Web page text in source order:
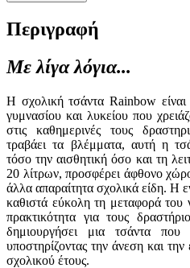
Περιγραφή
Με λίγα λόγια...
Η σχολική τσάντα Rainbow είναι
γυμνασίου και λυκείου που
στις καθημερινές τους
τραβάει τα βλέμματα, αυτή η
τόσο την αισθητική όσο και τη
20 λίτρων, προσφέρει άφθονο
άλλα απαραίτητα σχολικά είδη. Η
καθιστά εύκολη τη μεταφορά του
πρακτικότητα για τους
δημιουργήσει μια τσάντα που
υποστηρίζοντας την άνεση και
σχολικού έτους.